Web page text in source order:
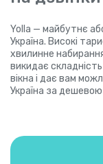
Yolla — майбутнє
Україна. Високі
хвилинне
викидає
вікна і дає вам
Україна за